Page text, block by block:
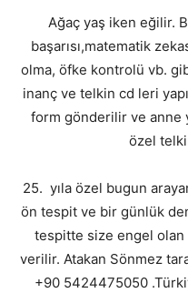
Ağaç yaş iken eğilir.
başarısı,matematik
olma, öfke kontrolü vb.
inanç ve telkin cd leri
form gönderilir ve anne
özel
25. yıla özel bugun
ön tespit ve bir günlük
tespitte size engel
verilir. Atakan Sönmez
+90 5424475050